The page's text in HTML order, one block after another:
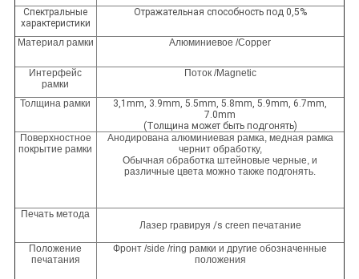
Спектральные
характеристики
Отражательная способность под 0,5%
Материал рамки Алюминиевое /Copper
Интерфейс
рамки
Поток /Magnetic
Толщина рамки
3,1mm, 3.9mm, 5.5mm, 5.8mm, 5.9mm, 6.7mm,
7.0mm
(Толщина может быть подгонять)
Поверхностное
покрытие рамки
Анодирована алюминиевая рамка, медная рамка
чернит обработку,
Обычная обработка штейновые черные, и
различные цвета можно также подгонять.
Печать метода
Лазер гравируя /s creen печатание
Положение
печатания
Фронт /side /ring рамки и другие обозначенные
положения